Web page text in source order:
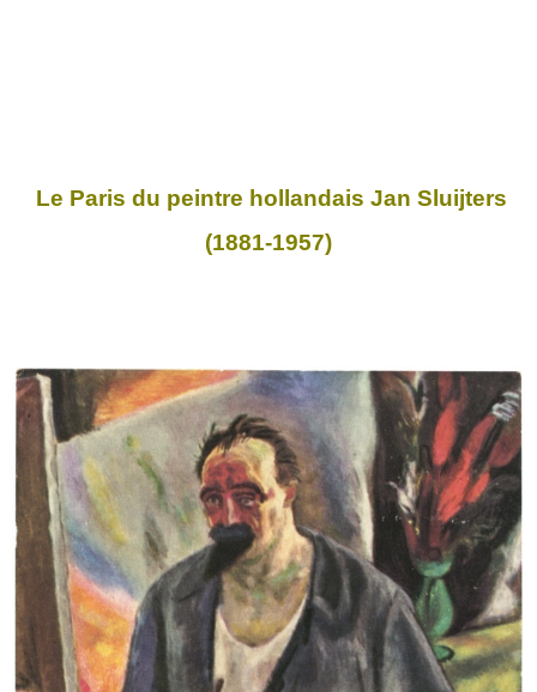
Le Paris du peintre hollandais Jan Sluijters
(1881-1957)